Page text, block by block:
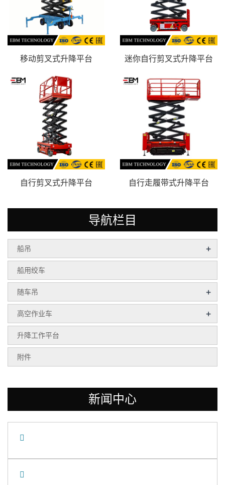
移动剪叉式升降平台 迷你自行剪叉式升降平台
自行剪叉式升降平台 自行走履带式升降平台
导航栏目
船吊 +
船用绞车
随车吊 +
高空作业车 +
升降工作平台
附件
新闻中心